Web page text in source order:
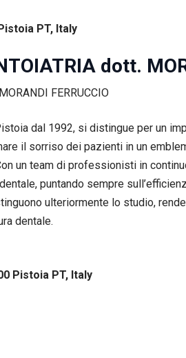
PT, Italy
dott.
dal 1992, si distingue per un
il sorriso dei pazienti in un
un team di professionisti in
puntando sempre
ulteriormente lo studio,
dentale.
Pistoia PT, Italy